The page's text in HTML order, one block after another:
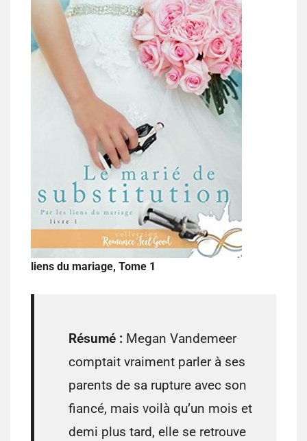
liens du mariage, Tome 1
Résumé : Megan Vandemeer
comptait vraiment parler à ses
parents de sa rupture avec son
fiancé, mais voilà qu’un mois et
demi plus tard, elle se retrouve